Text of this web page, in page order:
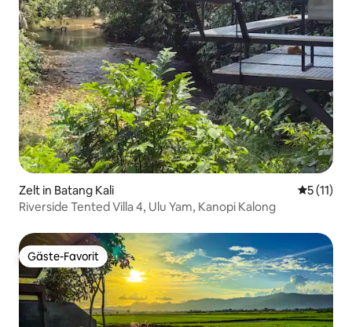
Zelt in Batang Kali
5 (11)
Riverside Tented Villa 4, Ulu Yam, Kanopi Kalong
Gäste-Favorit
Gäste-Favorit